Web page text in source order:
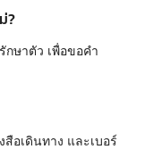
?
ษาตัว เพื่อขอคำ
อเดินทาง และเบอร์